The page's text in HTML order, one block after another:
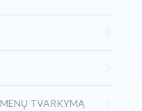
TVARKYMĄ